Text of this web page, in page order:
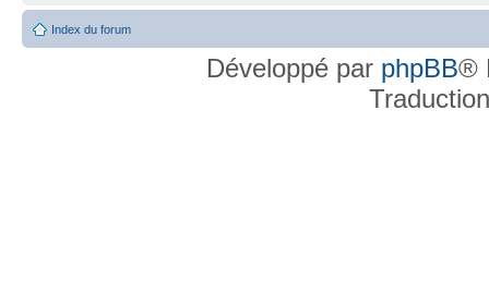
Index du forum
Développé par phpBB®